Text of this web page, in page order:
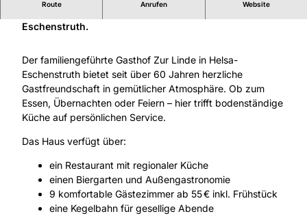
Route Anrufen Website
Tradition und Gastlichkeit im Helsaer Ortsteil
Eschenstruth.
Der familiengeführte Gasthof Zur Linde in Helsa-
Eschenstruth bietet seit über 60 Jahren herzliche
Gastfreundschaft in gemütlicher Atmosphäre. Ob zum
Essen, Übernachten oder Feiern – hier trifft bodenständige
Küche auf persönlichen Service.
Das Haus verfügt über:
ein Restaurant mit regionaler Küche
einen Biergarten und Außengastronomie
9 komfortable Gästezimmer ab 55 € inkl. Frühstück
eine Kegelbahn für gesellige Abende